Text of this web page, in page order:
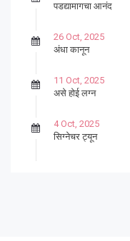
पडद्यामागचा आनंद
26 Oct, 2025
अंधा कानून
11 Oct, 2025
असे होई लग्न
4 Oct, 2025
सिग्नेचर ट्यून